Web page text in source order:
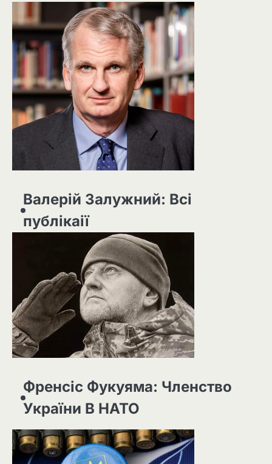
Валерій Залужний: Всі
публікаії
Френсіс Фукуяма: Членство
України В НАТО